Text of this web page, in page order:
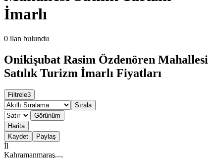
İmarlı
0 ilan bulundu
Onikişubat Rasim Özdenören Mahallesi
Satılık Turizm İmarlı Fiyatları
Filtrele3
Sırala
Görünüm
Harita
Kaydet
Paylaş
İl
Kahramanmaraş